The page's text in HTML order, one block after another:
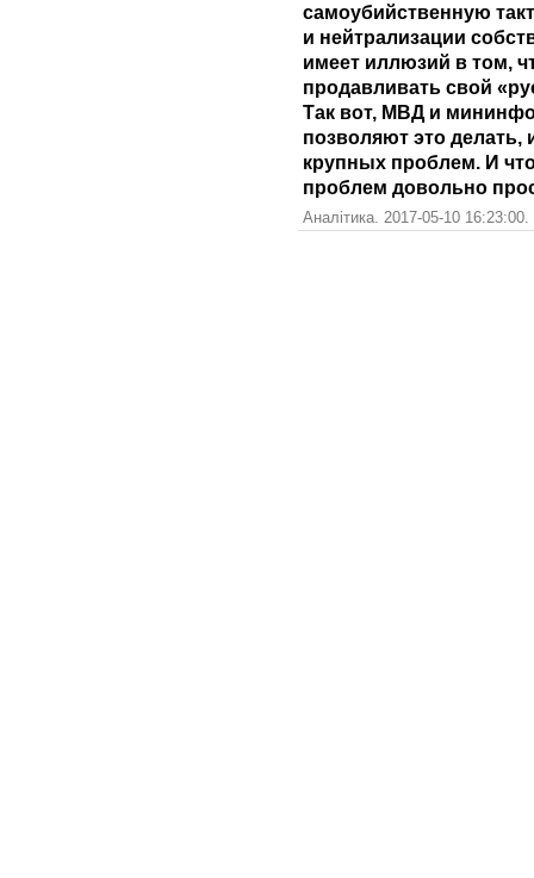
самоубийственную
и нейтрализации
имеет иллюзий в том,
продавливать свой
Так вот, МВД и
позволяют это делать,
крупных проблем. И
проблем довольно
Аналітика. 2017-05-10